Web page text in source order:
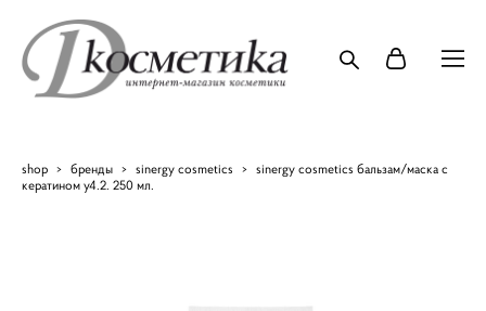
shop > бренды > sinergy cosmetics > sinergy cosmetics бальзам/маска с
кератином y4.2. 250 мл.